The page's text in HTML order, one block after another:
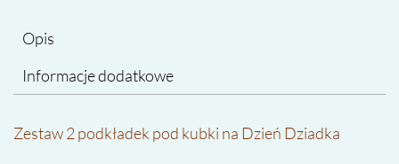
Opis
Informacje dodatkowe
Zestaw 2 podkładek pod kubki na Dzień Dziadka